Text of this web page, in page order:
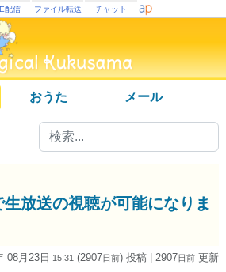
配信 ファイル転送 チャット
おうた メール
放送の視聴が可能になりま
08月23日 15:31 (2907日前) 投稿 | 2907日前 更新